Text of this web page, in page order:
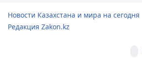
Новости Казахстана и мира на сегодня
Редакция Zakon.kz